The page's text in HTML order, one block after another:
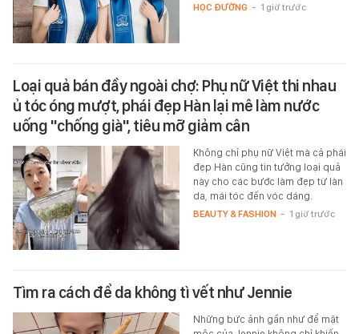
HỌC ĐƯỜNG - 1 giờ trước
Loại quả bán đầy ngoài chợ: Phụ nữ Việt thi nhau
ủ tóc óng mượt, phái đẹp Hàn lại mê làm nước
uống "chống già", tiêu mỡ giảm cân
Không chỉ phụ nữ Việt mà cả phái
đẹp Hàn cũng tin tưởng loại quả
này cho các bước làm đẹp từ làn
da, mái tóc đến vóc dáng.
BEAUTY & FASHION - 1 giờ trước
Tìm ra cách để da không tì vết như Jennie
Những bức ảnh gần như để mặt